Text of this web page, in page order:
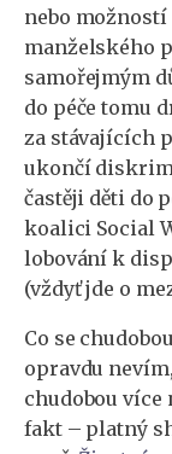
nebo
manželského
samořejmým
do péče tomu
za stávajících
ukončí
častěji děti do
koalici Social
lobování k
(vždyť jde o
Co se
opravdu
chudobou více
fakt – platný